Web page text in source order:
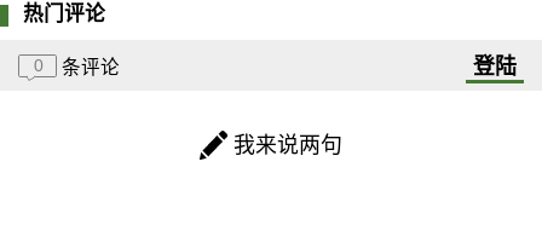
热门评论
0 条评论 登陆
我来说两句